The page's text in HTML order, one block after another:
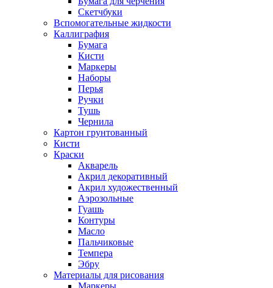
Скетчбуки
Вспомогательные жидкости
Каллиграфия
Бумага
Кисти
Маркеры
Наборы
Перья
Ручки
Тушь
Чернила
Картон грунтованный
Кисти
Краски
Акварель
Акрил декоративный
Акрил художественный
Аэрозольные
Гуашь
Контуры
Масло
Пальчиковые
Темпера
Эбру
Материалы для рисования
Маркеры